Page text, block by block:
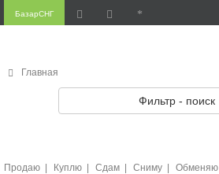
БазарСНГ
Главная
Фильтр - поиск
Продаю Куплю Сдам Сниму Обменяю